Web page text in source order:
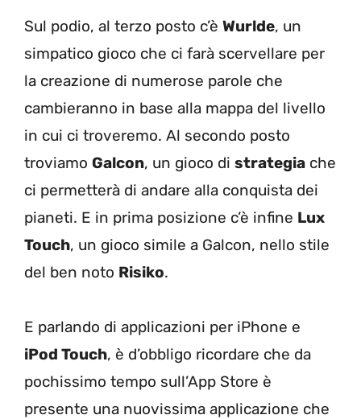
Sul podio, al terzo posto c’è Wurlde, un
simpatico gioco che ci farà scervellare per
la creazione di numerose parole che
cambieranno in base alla mappa del livello
in cui ci troveremo. Al secondo posto
troviamo Galcon, un gioco di strategia che
ci permetterà di andare alla conquista dei
pianeti. E in prima posizione c’è infine Lux
Touch, un gioco simile a Galcon, nello stile
del ben noto Risiko.
E parlando di applicazioni per iPhone e
iPod Touch, è d’obbligo ricordare che da
pochissimo tempo sull’App Store è
presente una nuovissima applicazione che